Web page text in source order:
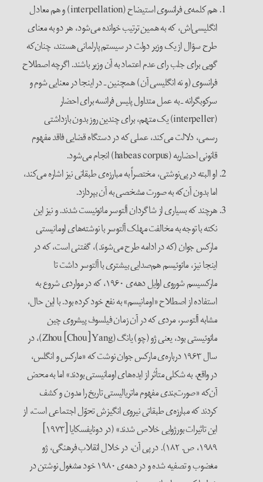
هم کلمه‌ی فرانسوی استیضاح (interpellation) و هم معادل
انگلیسی‌اش، که به همین ترتیب خوانده می‌شود، هر دو به معنای
طرح سؤال از یک وزیر دولت در سیستم پارلمانی هستند، چنان‌که
گویی برای جلب رای عدم اعتماد به آن وزیر باشند. اگرچه اصطلاح
فرانسوی (و نه انگلیسی آن) همچنین ـ در اینجا در معنایی شوم و
سرکوبگرانه ـ به عمل متداول پلیس فرانسه برای احضار
(interpeller) یک متهم، برای چندین روز بدون بازداشتی
رسمی، دلالت می‌کند، عملی که در دستگاه قضایی فاقد مفهوم
قانونی احضاریه (habeas corpus) انجام می‌شود.
او البته در پی‌نوشتی، مختصراً به مبارزه‌ی طبقاتی نیز اشاره می‌کند،
اما بدون آن‌که به صورت مشخصی به آن بپردازد.
هرچند که بسیاری از شاگردان آلتوسر مائوئیست شدند. و نیز این
نکته با توجه به مخالفت مهلک آلتوسر با نوشته‌های اومانیستی
مارکس جوان (که در ادامه طرح می‌شوند)، گفتنی است، که در
اینجا نیز، مائوئیسم هم‌صدایی بیشتری با آلتوسر داشت تا
مارکسیسم شوروی اوایل دهه‌ی ۱۹۶۰، که در مواردی شروع به
استفاده از اصطلاح «اومانیسم» به نفع خود کرده بود. با این حال،
مشابه آلتوسر، مردی که در آن زمان فیلسوف پیشروی چین
مائوئیستی بود، یعنی ژو (چو) یانگ (Zhou [Chou] Yang)، در
سال ۱۹۶۳ درباره‌ی مارکس جوان نوشت که «مارکس و انگلس،
در واقع، به شکلی متأثر از ایده‌های اومانیستی بودند» اما به محض
آن‌که «صورت‌بندی مفهوم ماتریالیستی تاریخ را مدون و کشف
کردند که مبارزه‌ی طبقاتی نیروی انگیزش تحوّل اجتماعی است، از
این تاثیرات بورژوایی خلاص شدند» (در دونایفسکایا [۱۹۷۳]
۱۹۸۹، ص. ۱۸۲). در پی آن، در خلال انقلاب فرهنگی، ژو
مغضوب و تصفیه شده و در دهه‌ی ۱۹۸۰ خود مشغول نوشتن در